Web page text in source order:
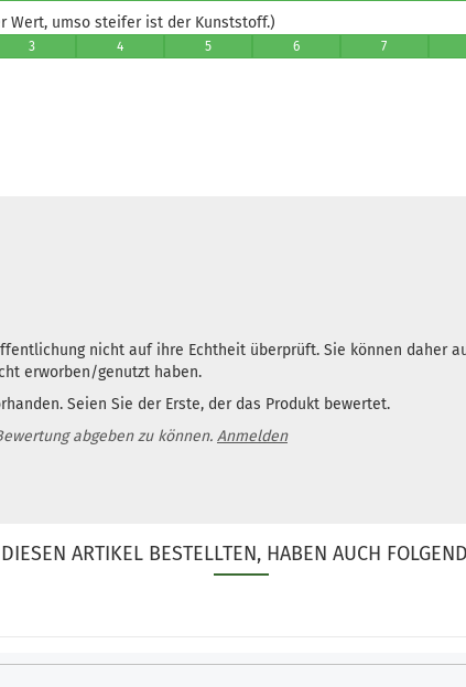
Wert, umso steifer ist der Kunststoff.)
3 4 5 6 7
nicht auf ihre Echtheit überprüft. Sie können daher
erworben/genutzt haben.
Seien Sie der Erste, der das Produkt bewertet.
abgeben zu können. Anmelden
ARTIKEL BESTELLTEN, HABEN AUCH